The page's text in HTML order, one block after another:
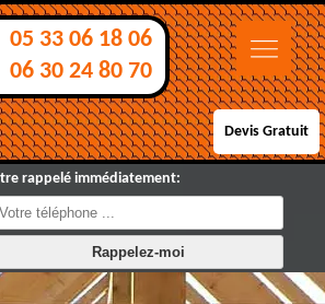
05 33 06 18 06
06 30 24 80 70
Devis Gratuit
rappelé immédiatement: